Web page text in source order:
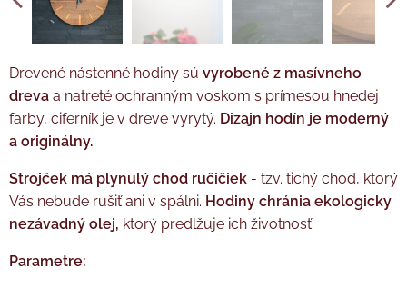
Tužková baterie AA není součástí balení.
Tužková baterie AA není součástí balení.
Drevené nástenné hodiny sú vyrobené z masívneho
dreva a natreté ochranným voskom s prímesou hnedej
farby, ciferník je v dreve vyrytý. Dizajn hodín je moderný
a originálny.
Strojček má plynulý chod ručičiek - tzv. tichý chod, ktorý
Vás nebude rušiť ani v spálni. Hodiny chránia ekologicky
nezávadný olej, ktorý predlžuje ich životnosť.
Parametre: